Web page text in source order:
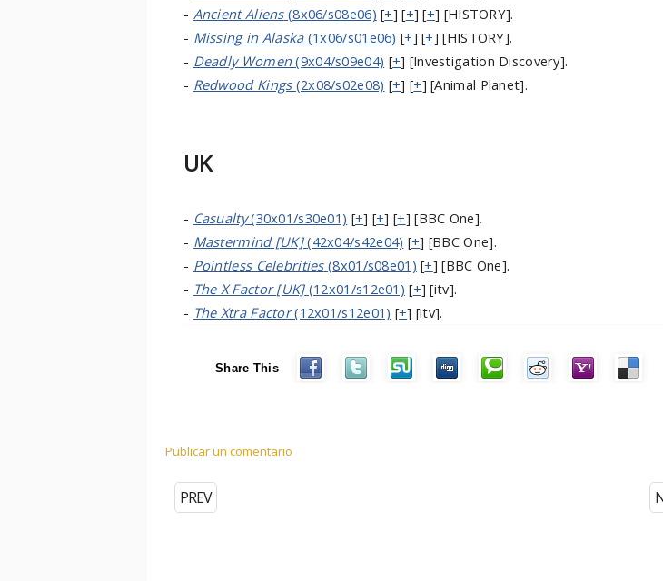
- Ancient Aliens(8x06/s08e06) [+] [+] [+] [HISTORY].
- Missing in Alaska(1x06/s01e06) [+] [+] [HISTORY].
- Deadly Women(9x04/s09e04) [+] [Investigation Discovery].
- Redwood Kings(2x08/s02e08) [+] [+] [Animal Planet].
UK
- Casualty(30x01/s30e01) [+] [+] [+] [BBC One].
- Mastermind [UK](42x04/s42e04) [+] [BBC One].
- Pointless Celebrities(8x01/s08e01) [+] [BBC One].
- The X Factor [UK](12x01/s12e01) [+] [itv].
- The Xtra Factor(12x01/s12e01) [+] [itv].
Share This
Publicar un comentario
PREV